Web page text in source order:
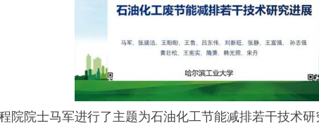
院士马军进行了主题为石油化工节能减排若干技术研